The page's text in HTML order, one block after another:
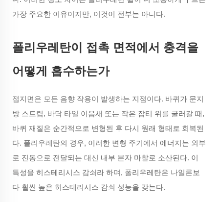
가장 주요한 이유이지만, 이것이 전부는 아니다.
폴리우레탄이 접촉 면적에서 충격을
어떻게 흡수하는가
접지면은 모든 음향 작용이 발생하는 지점이다. 바퀴가 문지
방 스트립, 바닥 타일 이음새 또는 작은 잡티 위를 굴러갈 때,
바퀴 재질은 순간적으로 변형된 후 다시 원래 형태로 회복된
다. 폴리우레탄의 경우, 이러한 변형 주기에서 에너지는 외부
로 진동으로 전달되는 대신 내부 분자 마찰로 소산된다. 이
특성을 히스테리시스 감쇠라 하며, 폴리우레탄은 나일론보
다 훨씬 높은 히스테리시스 감쇠 성능을 갖는다.